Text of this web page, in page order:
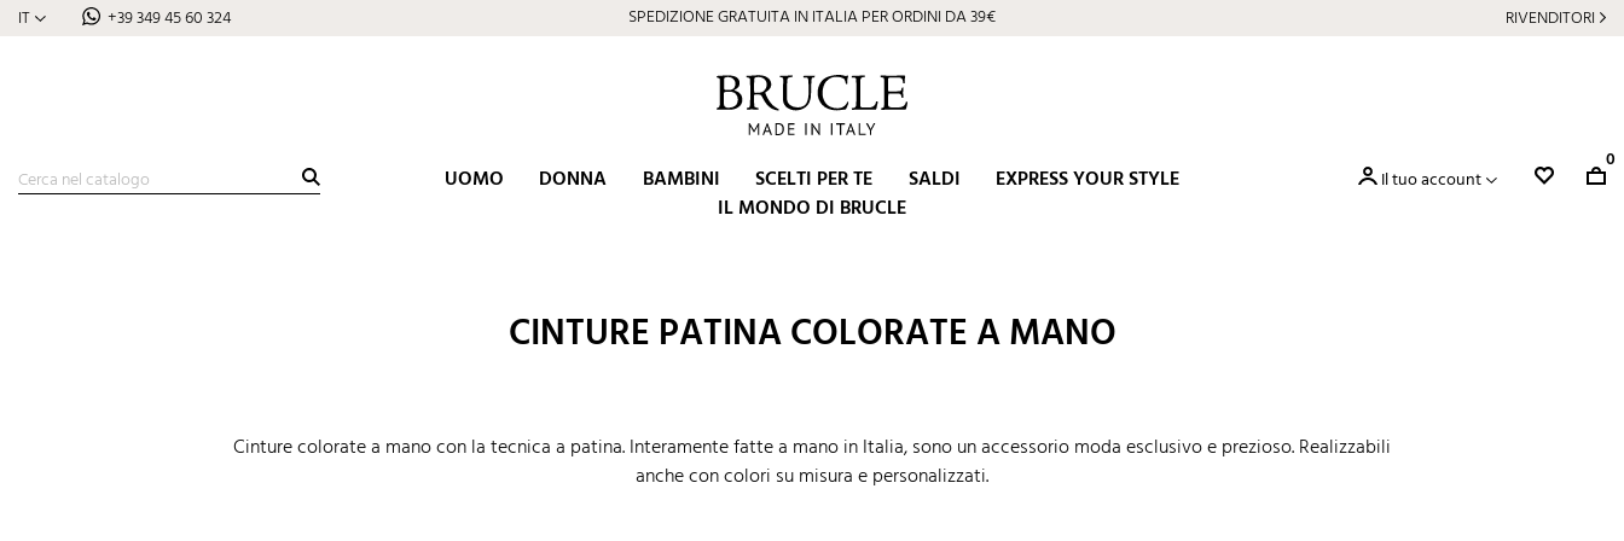
IT +39 349 45 60 324 SPEDIZIONE GRATUITA IN ITALIA PER ORDINI DA 39€ RIVENDITORI
UOMO DONNA BAMBINI SCELTI PER TE SALDI
EXPRESS YOUR STYLE
IL MONDO DI BRUCLE
Il tuo account
0
CINTURE PATINA COLORATE A MANO
Cinture colorate a mano con la tecnica a patina. Interamente fatte a mano in Italia, sono un accessorio moda esclusivo e prezioso. Realizzabili
anche con colori su misura e personalizzati.